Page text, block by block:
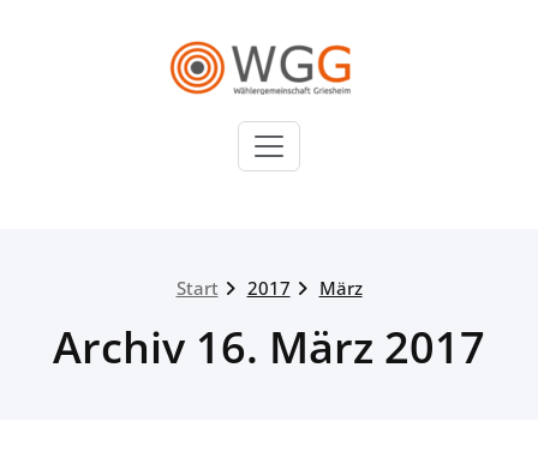
Start 2017 März
Archiv 16. März 2017